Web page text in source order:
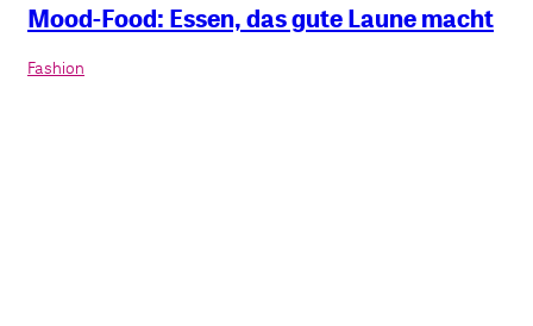
Mood-Food: Essen, das gute Laune macht
Fashion